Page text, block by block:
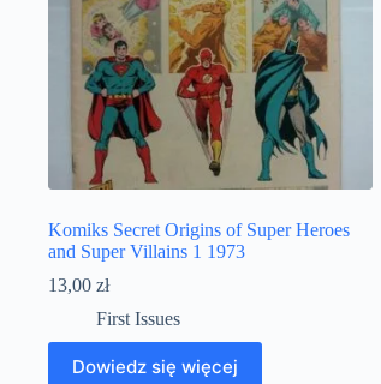
Komiks Secret Origins of Super Heroes
and Super Villains 1 1973
13,00 zł
First Issues
Dowiedz się więcej